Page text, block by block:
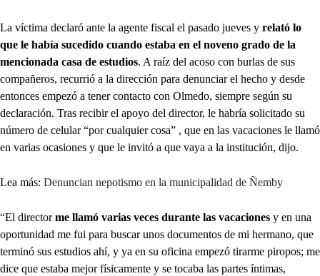
La víctima declaró ante la agente fiscal el pasado jueves y relató lo
que le había sucedido cuando estaba en el noveno grado de la
mencionada casa de estudios. A raíz del acoso con burlas de sus
compañeros, recurrió a la dirección para denunciar el hecho y desde
entonces empezó a tener contacto con Olmedo, siempre según su
declaración. Tras recibir el apoyo del director, le habría solicitado su
número de celular “por cualquier cosa” , que en las vacaciones le llamó
en varias ocasiones y que le invitó a que vaya a la institución, dijo.
Lea más: Denuncian nepotismo en la municipalidad de Ñemby
“El directorme llamó varias veces durante las vacaciones y en una
oportunidad me fui para buscar unos documentos de mi hermano, que
terminó sus estudios ahí, y ya en su oficina empezó tirarme piropos; me
dice que estaba mejor físicamente y se tocaba las partes íntimas,